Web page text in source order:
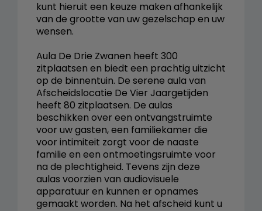
kunt hieruit een keuze maken afhankelijk
van de grootte van uw gezelschap en uw
wensen.
Aula De Drie Zwanen heeft 300
zitplaatsen en biedt een prachtig uitzicht
op de binnentuin. De serene aula van
Afscheidslocatie De Vier Jaargetijden
heeft 80 zitplaatsen. De aulas
beschikken over een ontvangstruimte
voor uw gasten, een familiekamer die
voor intimiteit zorgt voor de naaste
familie en een ontmoetingsruimte voor
na de plechtigheid. Tevens zijn deze
aulas voorzien van audiovisuele
apparatuur en kunnen er opnames
gemaakt worden. Na het afscheid kunt u